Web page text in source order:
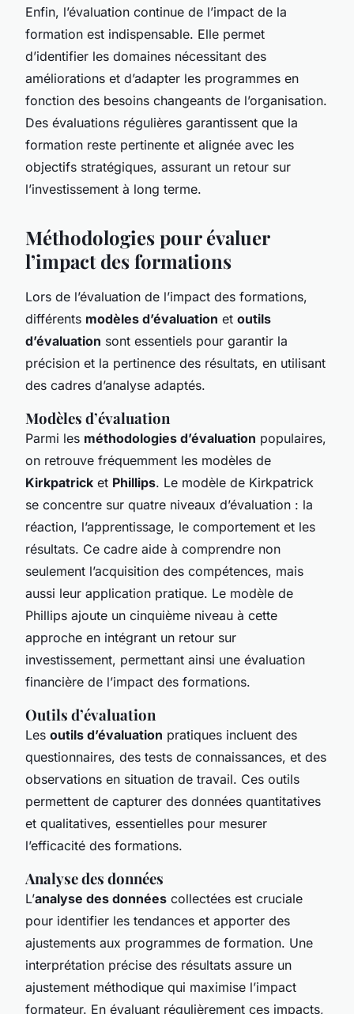
Enfin, l’évaluation continue de l’impact de la
formation est indispensable. Elle permet
d’identifier les domaines nécessitant des
améliorations et d’adapter les programmes en
fonction des besoins changeants de l’organisation.
Des évaluations régulières garantissent que la
formation reste pertinente et alignée avec les
objectifs stratégiques, assurant un retour sur
l’investissement à long terme.
Méthodologies pour évaluer
l’impact des formations
Lors de l’évaluation de l’impact des formations,
différents modèles d’évaluation et outils
d’évaluation sont essentiels pour garantir la
précision et la pertinence des résultats, en utilisant
des cadres d’analyse adaptés.
Modèles d’évaluation
Parmi les méthodologies d’évaluation populaires,
on retrouve fréquemment les modèles de
Kirkpatrick et Phillips. Le modèle de Kirkpatrick
se concentre sur quatre niveaux d’évaluation : la
réaction, l’apprentissage, le comportement et les
résultats. Ce cadre aide à comprendre non
seulement l’acquisition des compétences, mais
aussi leur application pratique. Le modèle de
Phillips ajoute un cinquième niveau à cette
approche en intégrant un retour sur
investissement, permettant ainsi une évaluation
financière de l’impact des formations.
Outils d’évaluation
Les outils d’évaluation pratiques incluent des
questionnaires, des tests de connaissances, et des
observations en situation de travail. Ces outils
permettent de capturer des données quantitatives
et qualitatives, essentielles pour mesurer
l’efficacité des formations.
Analyse des données
L’analyse des données collectées est cruciale
pour identifier les tendances et apporter des
ajustements aux programmes de formation. Une
interprétation précise des résultats assure un
ajustement méthodique qui maximise l’impact
formateur. En évaluant régulièrement ces impacts,